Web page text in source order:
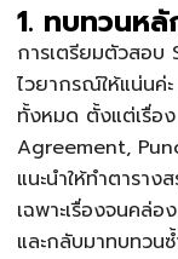
1. ทบทวนห
การเตรียมตัวสอบ
ไวยากรณ์ให้แน่น
ทั้งหมด ตั้งแต่เรื่อ
Agreement,
แนะนำให้ทำตารา
เฉพาะเรื่องจนคล่
และกลับมาทบทวนซ้